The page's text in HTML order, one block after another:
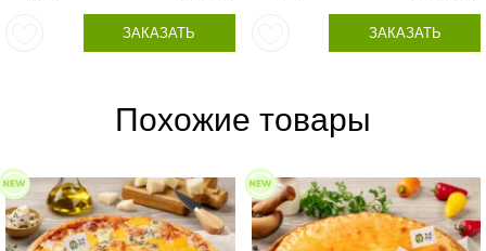
ЗАКАЗАТЬ ЗАКАЗАТЬ
Похожие товары